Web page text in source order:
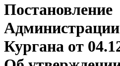
Постановление
Администрации
Кургана от